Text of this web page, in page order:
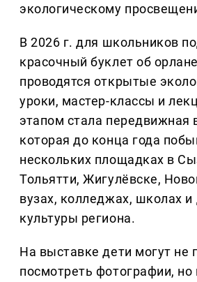
экологическому
В 2026 г. для школьников
красочный буклет об
проводятся открытые
уроки, мастер-классы и
этапом стала передвижная
которая до конца года
нескольких площадках в
Тольятти, Жигулёвске,
вузах, колледжах, школах
культуры региона.
На выставке дети могут не
посмотреть фотографии, но